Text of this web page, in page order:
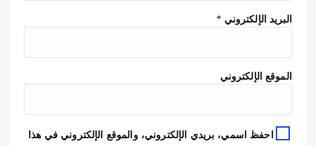
البريد الإلكتروني *
الموقع الإلكتروني
احفظ اسمي، بريدي الإلكتروني، والموقع الإلكتروني في هذا